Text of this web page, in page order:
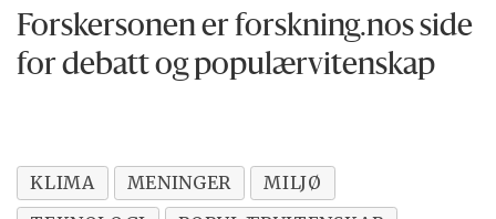
Forskersonen er forskning.nos side
for debatt og populærvitenskap
KLIMA MENINGER
MILJØ